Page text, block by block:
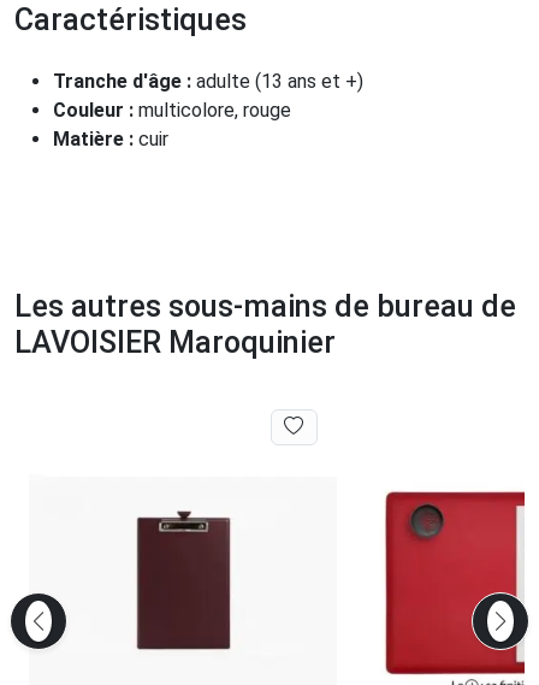
Caractéristiques
Tranche d'âge : adulte (13 ans et +)
Couleur : multicolore, rouge
Matière : cuir
Les autres sous-mains de bureau de
LAVOISIER Maroquinier